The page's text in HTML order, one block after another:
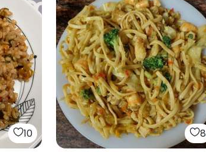
10 8